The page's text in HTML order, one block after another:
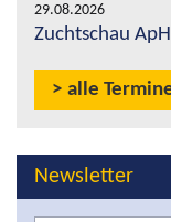
29.08.2026
Zuchtschau
alle
Newsletter